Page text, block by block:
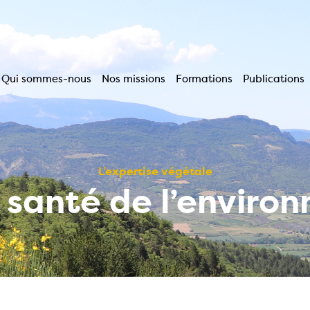
Qui sommes-nous Nos missions Formations Publications
L’expertise végétale
de